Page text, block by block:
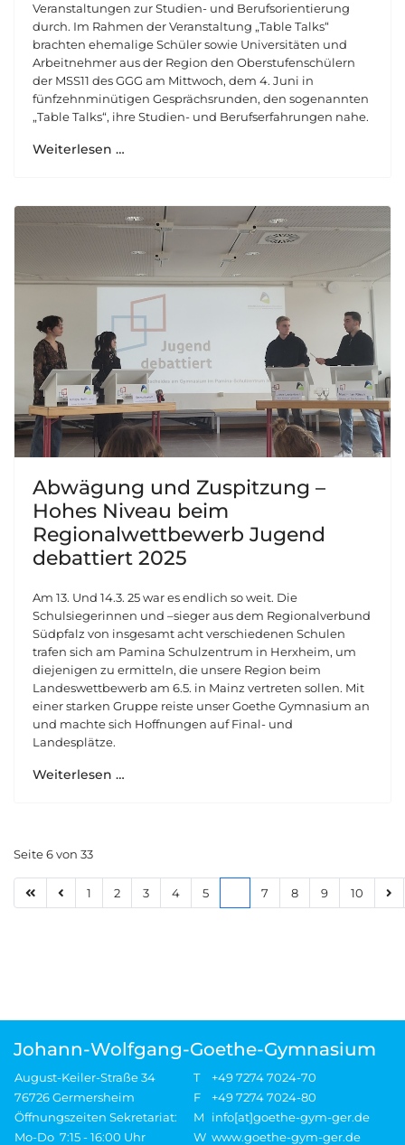
Veranstaltungen zur Studien- und Berufsorientierung
durch. Im Rahmen der Veranstaltung „Table Talks“
brachten ehemalige Schüler sowie Universitäten und
Arbeitnehmer aus der Region den Oberstufenschülern
der MSS11 des GGG am Mittwoch, dem 4. Juni in
fünfzehnminütigen Gesprächsrunden, den sogenannten
„Table Talks“, ihre Studien- und Berufserfahrungen nahe.
Weiterlesen …
Abwägung und Zuspitzung –
Hohes Niveau beim
Regionalwettbewerb Jugend
debattiert 2025
Am 13. Und 14.3. 25 war es endlich so weit. Die
Schulsiegerinnen und –sieger aus dem Regionalverbund
Südpfalz von insgesamt acht verschiedenen Schulen
trafen sich am Pamina Schulzentrum in Herxheim, um
diejenigen zu ermitteln, die unsere Region beim
Landeswettbewerb am 6.5. in Mainz vertreten sollen. Mit
einer starken Gruppe reiste unser Goethe Gymnasium an
und machte sich Hoffnungen auf Final- und
Landesplätze.
Weiterlesen …
Seite 6 von 33
1 2 3 4 5 7 8 9 10
Johann-Wolfgang-Goethe-Gymnasium
August-Keiler-Straße 34 T
+49 7274 7024-70
76726 Germersheim
F
+49 7274 7024-80
Öffnungszeiten Sekretariat:
M
info[at]goethe-gym-ger.de
Mo-Do 7:15 - 16:00 Uhr
W www.goethe-gym-ger.de